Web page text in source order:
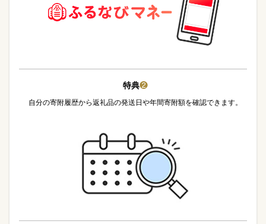
特典❷
自分の寄附履歴から返礼品の発送日や年間寄附額を確認できます。